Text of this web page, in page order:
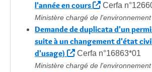
l'année en cours
Cerfa
Ministère chargé de l'environnement
Demande de duplicata d'un
suite à un changement d'état
d'usage)
Cerfa n°16863*01
Ministère chargé de l'environnement